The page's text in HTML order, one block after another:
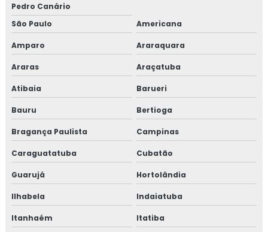
Pedro Canário
São Paulo
Americana
Amparo Araraquara
Araras Araçatuba
Atibaia Barueri
Bauru Bertioga
Bragança Paulista Campinas
Caraguatatuba Cubatão
Guarujá Hortolândia
Ilhabela Indaiatuba
Itanhaém Itatiba